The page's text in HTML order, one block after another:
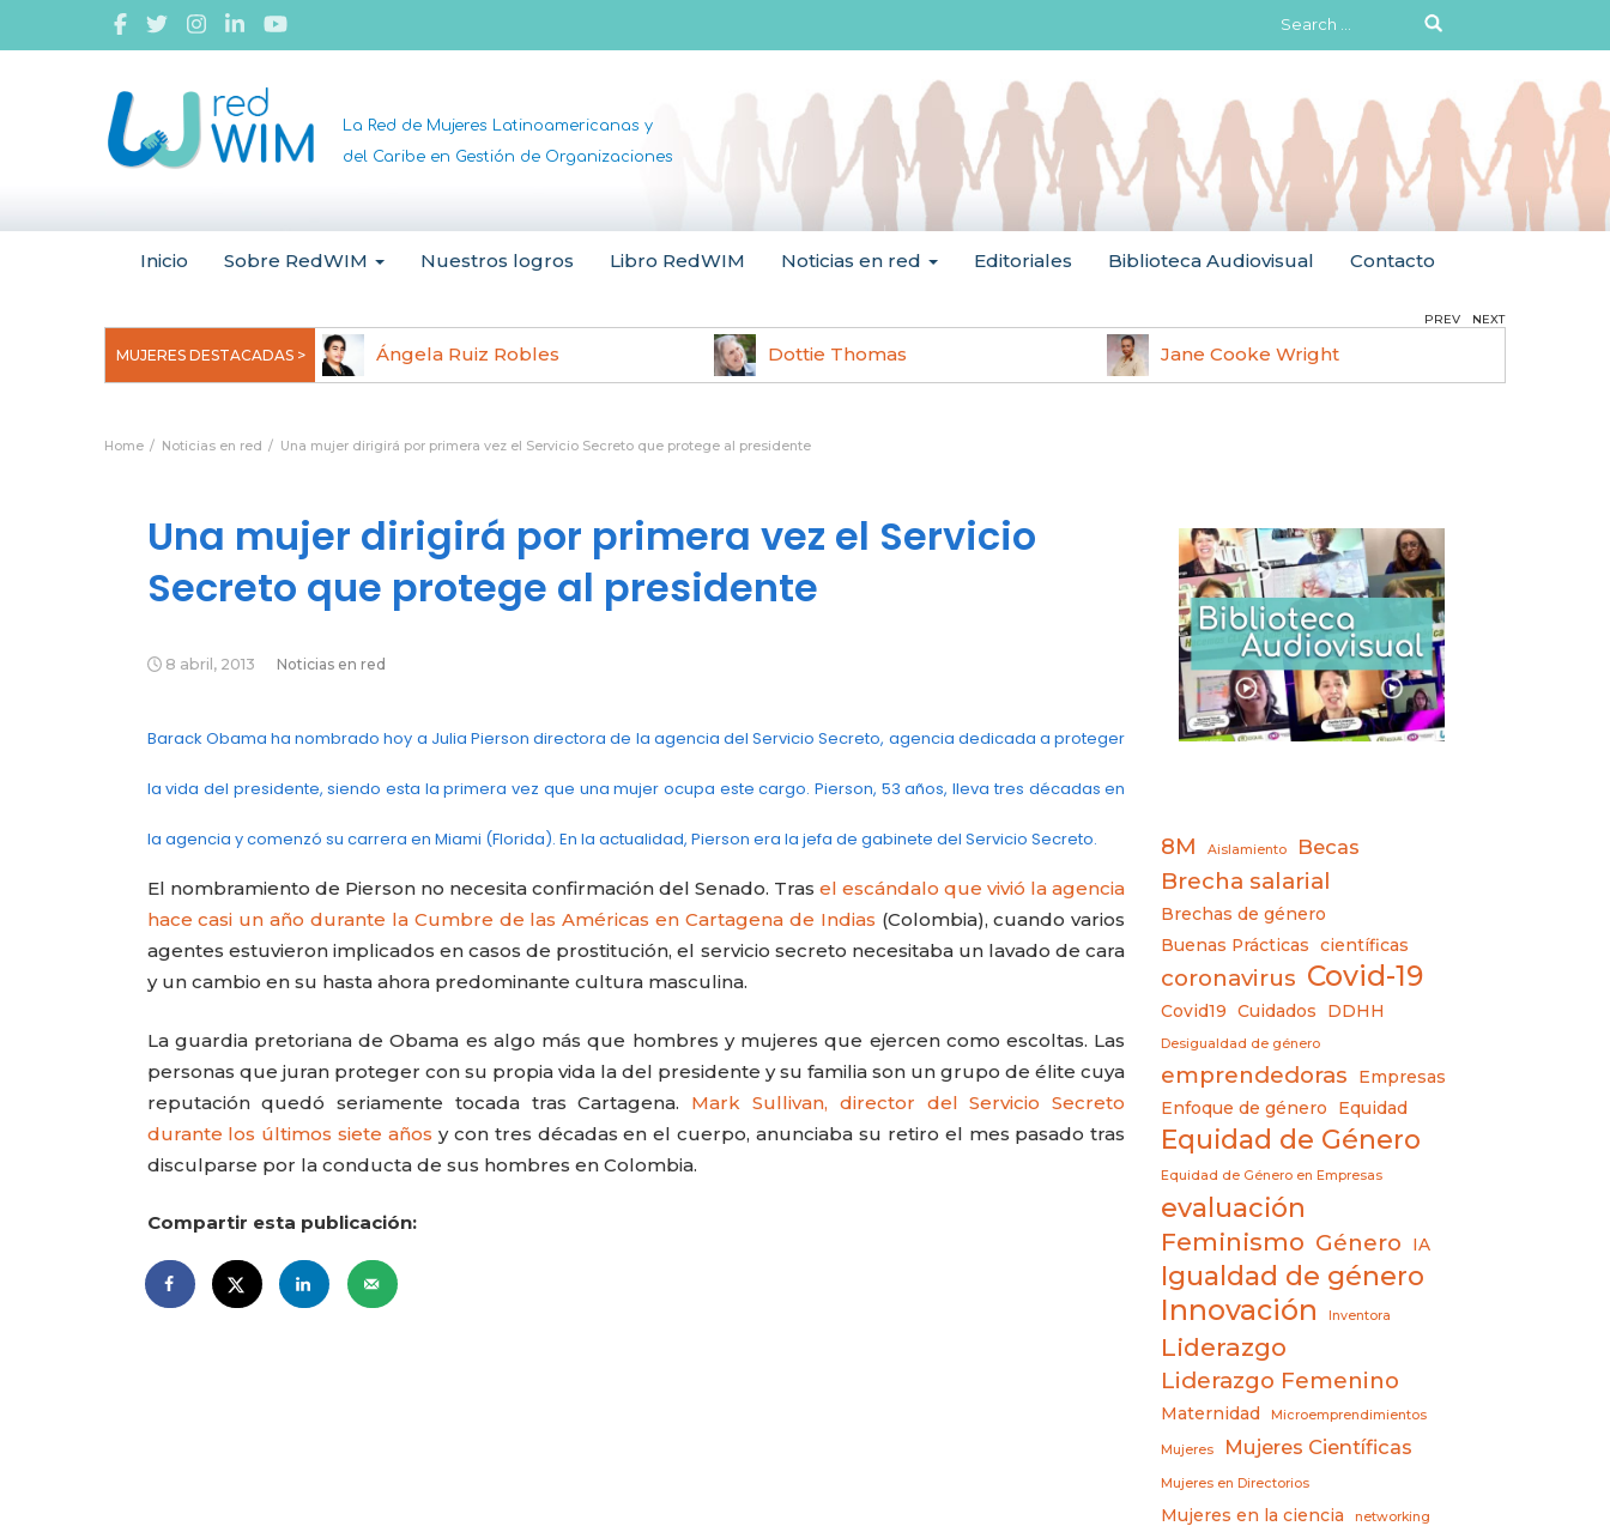
Search
for:
La Red de Mujeres Latinoamericanas y
del Caribe en Gestión de Organizaciones
Inicio Sobre RedWIM Nuestros logros Libro RedWIM Noticias en red Editoriales Biblioteca Audiovisual Contacto
MUJERES DESTACADAS >
Uchegbu, pionera en
Ángela Ruiz Robles Dottie Thomas Jane Cooke Wright
PREV NEXT
Home Noticias en red Una mujer dirigirá por primera vez el Servicio Secreto que protege al presidente
Una mujer dirigirá por primera vez el Servicio
Secreto que protege al presidente
8 abril, 2013 Noticias en red
Barack Obama ha nombrado hoy a Julia Pierson directora de la agencia del Servicio Secreto, agencia dedicada a proteger
la vida del presidente, siendo esta la primera vez que una mujer ocupa este cargo. Pierson, 53 años, lleva tres décadas en
la agencia y comenzó su carrera en Miami (Florida). En la actualidad, Pierson era la jefa de gabinete del Servicio Secreto.
El nombramiento de Pierson no necesita confirmación del Senado. Tras el escándalo que vivió la agencia
hace casi un año durante la Cumbre de las Américas en Cartagena de Indias (Colombia), cuando varios
agentes estuvieron implicados en casos de prostitución, el servicio secreto necesitaba un lavado de cara
y un cambio en su hasta ahora predominante cultura masculina.
La guardia pretoriana de Obama es algo más que hombres y mujeres que ejercen como escoltas. Las
personas que juran proteger con su propia vida la del presidente y su familia son un grupo de élite cuya
reputación quedó seriamente tocada tras Cartagena. Mark Sullivan, director del Servicio Secreto
durante los últimos siete años y con tres décadas en el cuerpo, anunciaba su retiro el mes pasado tras
disculparse por la conducta de sus hombres en Colombia.
Compartir esta publicación:
8M Aislamiento Becas
Brecha salarial
Brechas de género
Buenas Prácticas
científicas
coronavirus Covid-19
Covid19 Cuidados DDHH
Desigualdad de género
emprendedoras
Empresas
Enfoque de género
Equidad
Equidad de Género
Equidad de Género en Empresas
evaluación
Feminismo Género IA
Igualdad de género
Innovación Inventora
Liderazgo
Liderazgo Femenino
Maternidad Microemprendimientos
Mujeres Mujeres Científicas
Mujeres en Directorios
Mujeres en la ciencia networking